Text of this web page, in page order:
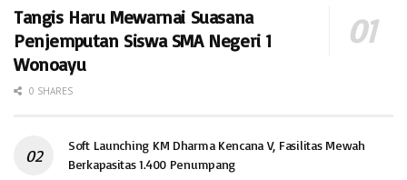
Tangis Haru Mewarnai Suasana
Penjemputan Siswa SMA Negeri 1
Wonoayu
0 SHARES
Soft Launching KM Dharma Kencana V, Fasilitas Mewah
Berkapasitas 1.400 Penumpang